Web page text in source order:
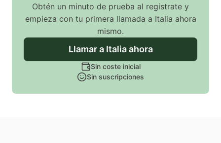
Obtén un minuto de prueba al registrate y
empieza con tu primera llamada a Italia ahora
mismo.
Llamara Italiaahora
Sin coste inicial
Sin suscripciones